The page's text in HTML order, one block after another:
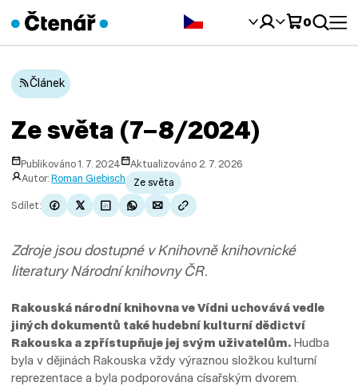
0
Článek
Ze světa (7–8/2024)
Publikováno 1. 7. 2024
Aktualizováno 2. 7. 2026
Autor:Roman Giebisch
Ze světa
Sdílet:
Zdroje jsou dostupné v Knihovně knihovnické
literatury Národní knihovny ČR.
Rakouská národní knihovna ve Vídni uchovává vedle
jiných dokumentů také hudební kulturní dědictví
Rakouska a zpřístupňuje jej svým uživatelům. Hudba
byla v dějinách Rakouska vždy výraznou složkou kulturní
reprezentace a byla podporována císařským dvorem.